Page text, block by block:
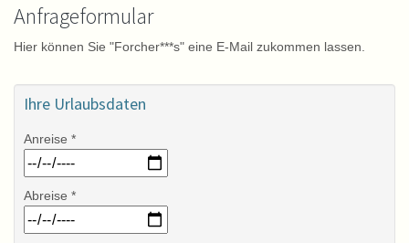
Anfrageformular
Hier können Sie "Forcher***s" eine E-Mail zukommen lassen.
Ihre Urlaubsdaten
Anreise *
Abreise *